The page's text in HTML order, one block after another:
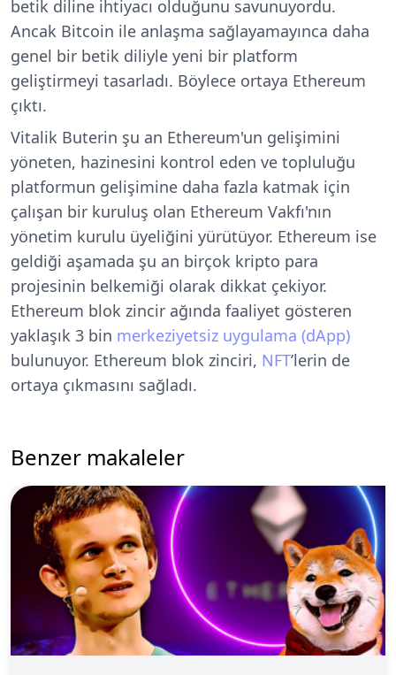
betik diline ihtiyacı olduğunu savunuyordu.
Ancak Bitcoin ile anlaşma sağlayamayınca daha
genel bir betik diliyle yeni bir platform
geliştirmeyi tasarladı. Böylece ortaya Ethereum
çıktı.
Vitalik Buterin şu an Ethereum'un gelişimini
yöneten, hazinesini kontrol eden ve topluluğu
platformun gelişimine daha fazla katmak için
çalışan bir kuruluş olan Ethereum Vakfı'nın
yönetim kurulu üyeliğini yürütüyor. Ethereum ise
geldiği aşamada şu an birçok kripto para
projesinin belkemiği olarak dikkat çekiyor.
Ethereum blok zincir ağında faaliyet gösteren
yaklaşık 3 bin merkeziyetsiz uygulama (dApp)
bulunuyor. Ethereum blok zinciri, NFT’lerin de
ortaya çıkmasını sağladı.
Benzer makaleler